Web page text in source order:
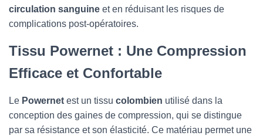
circulation sanguine et en réduisant les risques de
complications post-opératoires.
Tissu Powernet : Une Compression
Efficace et Confortable
Le Powernet est un tissu colombien utilisé dans la
conception des gaines de compression, qui se distingue
par sa résistance et son élasticité. Ce matériau permet une